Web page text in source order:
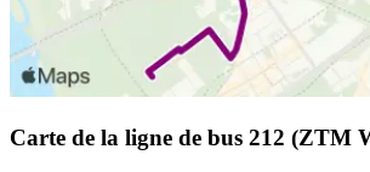
Carte de la ligne de bus 212 (ZTM